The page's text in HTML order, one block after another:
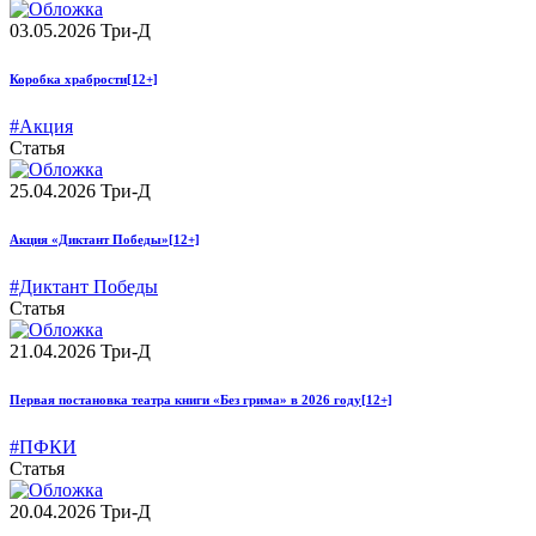
03.05.2026 Три-Д
Коробка храбрости[12+]
#Акция
Статья
25.04.2026 Три-Д
Акция «Диктант Победы» [12+]
#Диктант Победы
Статья
21.04.2026 Три-Д
Первая постановка театра книги «Без грима» в 2026 году[12+]
#ПФКИ
Статья
20.04.2026 Три-Д